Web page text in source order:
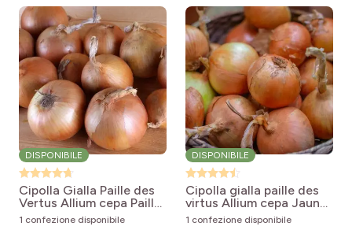
DISPONIBILE
Cipolla Gialla Paille des
Vertus Allium cepa Paille
des Vertus
1 confezione disponibile
DISPONIBILE
Cipolla gialla paille des
virtus Allium cepa Jaune
paille des Vertus
1 confezione disponibile